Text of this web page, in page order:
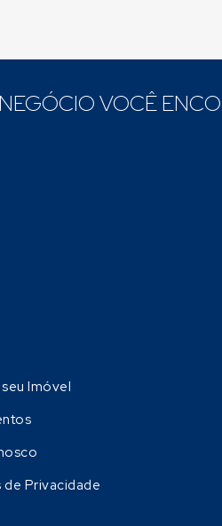
VOCÊ
Imóvel
de Privacidade